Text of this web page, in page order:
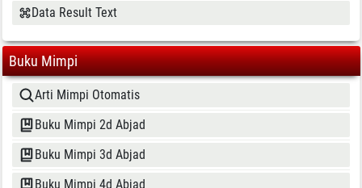
Data Result Text
Buku Mimpi
Arti Mimpi Otomatis
Buku Mimpi 2d Abjad
Buku Mimpi 3d Abjad
Buku Mimpi 4d Abjad